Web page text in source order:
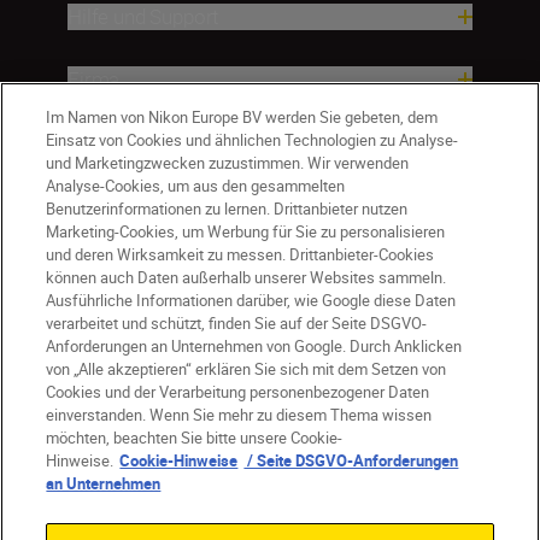
Firma
DE Nikon Sites
Kontakt
Datenschutzhinweis
Nutzungsbedingungen
Geschäftsbedingungen des Nikon Stores
Cookie-Hinweise
Barrierefreiheit
Im Namen von Nikon Europe BV werden Sie gebeten, dem
Einsatz von Cookies und ähnlichen Technologien zu Analyse-
und Marketingzwecken zuzustimmen. Wir verwenden
Analyse-Cookies, um aus den gesammelten
Benutzerinformationen zu lernen. Drittanbieter nutzen
Marketing-Cookies, um Werbung für Sie zu personalisieren
und deren Wirksamkeit zu messen. Drittanbieter-Cookies
können auch Daten außerhalb unserer Websites sammeln.
Ausführliche Informationen darüber, wie Google diese Daten
verarbeitet und schützt, finden Sie auf der Seite DSGVO-
Anforderungen an Unternehmen von Google. Durch Anklicken
von „Alle akzeptieren“ erklären Sie sich mit dem Setzen von
Cookies und der Verarbeitung personenbezogener Daten
einverstanden. Wenn Sie mehr zu diesem Thema wissen
möchten, beachten Sie bitte unsere Cookie-
Hinweise. Cookie-Hinweise / Seite DSGVO-Anforderungen
an Unternehmen